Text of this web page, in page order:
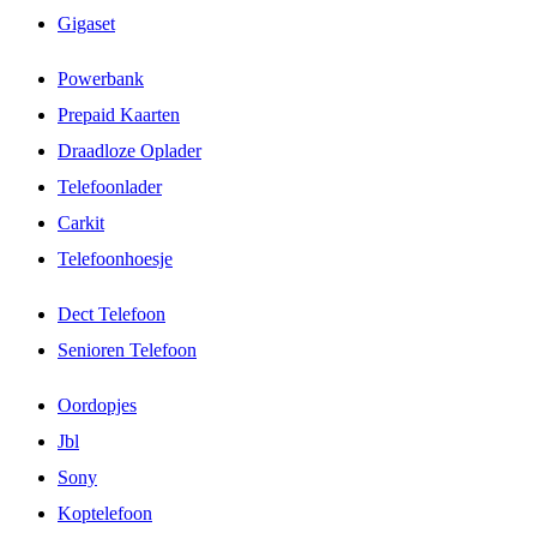
Gigaset
Powerbank
Prepaid Kaarten
Draadloze Oplader
Telefoonlader
Carkit
Telefoonhoesje
Dect Telefoon
Senioren Telefoon
Oordopjes
Jbl
Sony
Koptelefoon